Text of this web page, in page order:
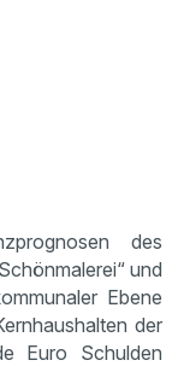
des
und
Ebene
der
Euro Schulden